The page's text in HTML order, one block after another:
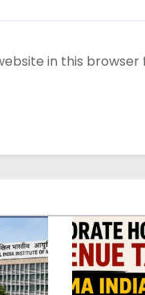
in this